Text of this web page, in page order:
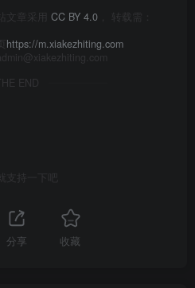
文章采用 CC BY 4.0 ， 转载需：
https://m.xiakezhiting.com
END
支持一下吧
分享 收藏